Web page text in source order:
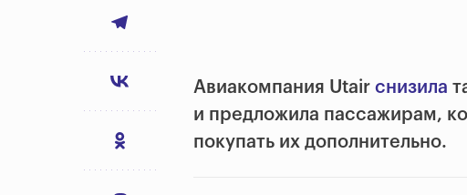
Авиакомпания Utair снизила
и предложила пассажирам,
покупать их дополнительно.